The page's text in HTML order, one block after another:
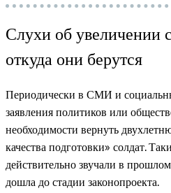
Слухи об увеличении
откуда они берутся
Периодически в СМИ и
заявления политиков или
необходимости вернуть
качества подготовки» солдат.
действительно звучали в
дошла до стадии законопроекта.